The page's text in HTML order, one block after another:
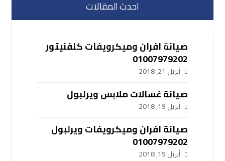
احدث المقالات
صيانة افران وميكرويفات كلفنيتور
01007979202
أبريل 21, 2018
صيانة غسالات ملابس ويرلبول
أبريل 19, 2018
صيانة افران وميكرويفات ويرلبول
01007979202
أبريل 19, 2018